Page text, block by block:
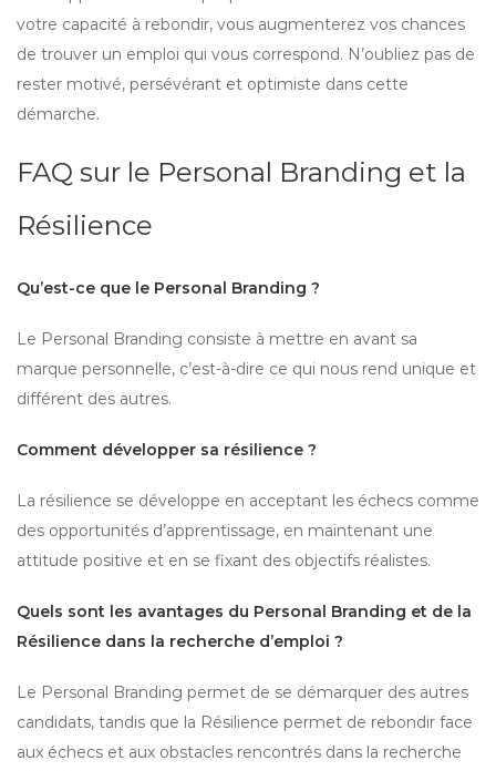
votre capacité à rebondir, vous augmenterez vos chances
de trouver un emploi qui vous correspond. N’oubliez pas de
rester motivé, persévérant et optimiste dans cette
démarche.
FAQ sur le Personal Branding et la
Résilience
Qu’est-ce que le Personal Branding ?
Le Personal Branding consiste à mettre en avant sa
marque personnelle, c’est-à-dire ce qui nous rend unique et
différent des autres.
Comment développer sa résilience ?
La résilience se développe en acceptant les échecs comme
des opportunités d’apprentissage, en maintenant une
attitude positive et en se fixant des objectifs réalistes.
Quels sont les avantages du Personal Branding et de la
Résilience dans la recherche d’emploi ?
Le Personal Branding permet de se démarquer des autres
candidats, tandis que la Résilience permet de rebondir face
aux échecs et aux obstacles rencontrés dans la recherche